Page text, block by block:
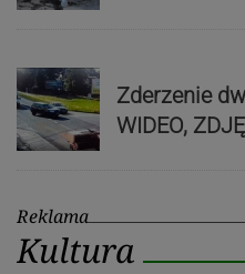
Zderzenie
WIDEO,
Reklama
Kultura